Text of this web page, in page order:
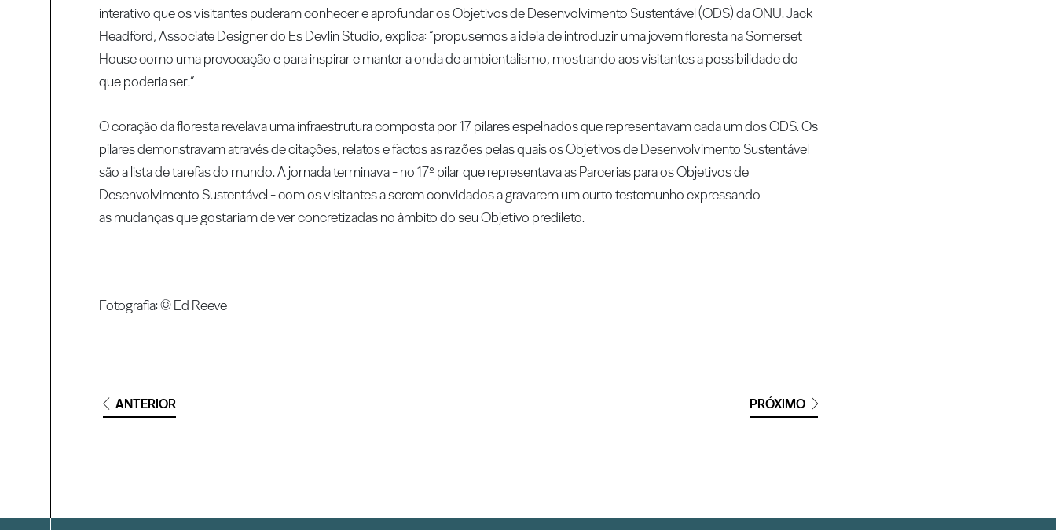
interativo que os visitantes puderam conhecer e aprofundar os Objetivos de Desenvolvimento Sustentável (ODS) da ONU. Jack
Headford, Associate Designer do Es Devlin Studio, explica: “propusemos a ideia de introduzir uma jovem floresta na Somerset
House como uma provocação e para inspirar e manter a onda de ambientalismo, mostrando aos visitantes a possibilidade do
que poderia ser.”
O coração da floresta revelava uma infraestrutura composta por 17 pilares espelhados que representavam cada um dos ODS. Os
pilares demonstravam através de citações, relatos e factos as razões pelas quais os Objetivos de Desenvolvimento Sustentável
são a lista de tarefas do mundo. A jornada terminava - no 17º pilar que representava as Parcerias para os Objetivos de
Desenvolvimento Sustentável - com os visitantes a serem convidados a gravarem um curto testemunho expressando
as mudanças que gostariam de ver concretizadas no âmbito do seu Objetivo predileto.
Fotografia: © Ed Reeve
ANTERIOR PRÓXIMO